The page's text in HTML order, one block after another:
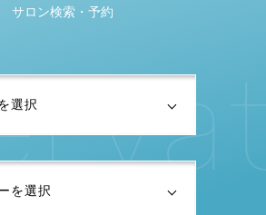
サロン検索・予約
rva